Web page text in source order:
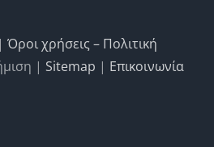
| Όροι χρήσεις – Πολιτική
| Sitemap | Επικοινωνία